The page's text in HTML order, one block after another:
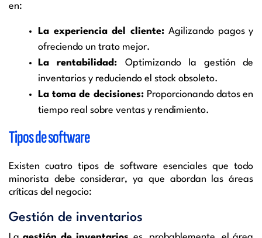
en:
La experiencia del cliente: Agilizando pagos y
ofreciendo un trato mejor.
La rentabilidad: Optimizando la gestión de
inventarios y reduciendo el stock obsoleto.
La toma de decisiones: Proporcionando datos en
tiempo real sobre ventas y rendimiento.
Tipos de software
Existen cuatro tipos de software esenciales que todo
minorista debe considerar, ya que abordan las áreas
críticas del negocio:
Gestión de inventarios